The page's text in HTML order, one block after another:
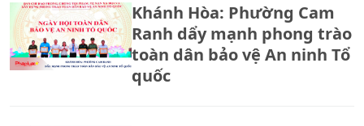
Khánh Hòa: Phường Cam
Ranh dẩy mạnh phong trào
toàn dân bảo vệ An ninh Tổ
quốc